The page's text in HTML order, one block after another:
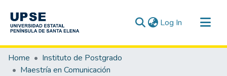
Log In (current)
Communities & Collections
All of DSpace
Home
Instituto de Postgrado
Maestría en Comunicación